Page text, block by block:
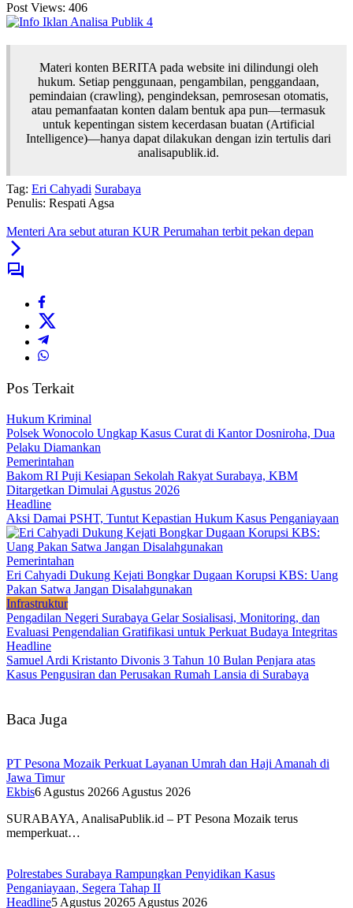
Post Views: 406
Materi konten BERITA pada website ini dilindungi oleh
hukum. Setiap penggunaan, pengambilan, penggandaan,
pemindaian (crawling), pengindeksan, pemrosesan otomatis,
atau pemanfaatan konten dalam bentuk apa pun—termasuk
untuk kepentingan sistem kecerdasan buatan (Artificial
Intelligence)—hanya dapat dilakukan dengan izin tertulis dari
analisapublik.id.
Tag: Eri Cahyadi Surabaya
Penulis: Respati Agsa
Menteri Ara sebut aturan KUR Perumahan terbit pekan depan
Pos Terkait
Hukum Kriminal
Polsek Wonocolo Ungkap Kasus Curat di Kantor Dosniroha, Dua
Pelaku Diamankan
Pemerintahan
Bakom RI Puji Kesiapan Sekolah Rakyat Surabaya, KBM
Ditargetkan Dimulai Agustus 2026
Headline
Aksi Damai PSHT, Tuntut Kepastian Hukum Kasus Penganiayaan
Pemerintahan
Eri Cahyadi Dukung Kejati Bongkar Dugaan Korupsi KBS: Uang
Pakan Satwa Jangan Disalahgunakan
Infrastruktur
Pengadilan Negeri Surabaya Gelar Sosialisasi, Monitoring, dan
Evaluasi Pengendalian Gratifikasi untuk Perkuat Budaya Integritas
Headline
Samuel Ardi Kristanto Divonis 3 Tahun 10 Bulan Penjara atas
Kasus Pengusiran dan Perusakan Rumah Lansia di Surabaya
Baca Juga
PT Pesona Mozaik Perkuat Layanan Umrah dan Haji Amanah di
Jawa Timur
Ekbis6 Agustus 20266 Agustus 2026
SURABAYA, AnalisaPublik.id – PT Pesona Mozaik terus
memperkuat…
Polrestabes Surabaya Rampungkan Penyidikan Kasus
Penganiayaan, Segera Tahap II
Headline5 Agustus 20265 Agustus 2026